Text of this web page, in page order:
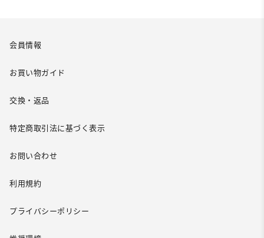
会員情報
お買い物ガイド
交換・返品
特定商取引法に基づく表示
お問い合わせ
利用規約
プライバシーポリシー